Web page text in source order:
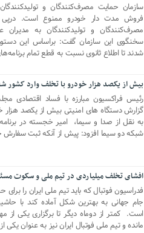
سازمان حمایت مصرف‌کنندگان و
فروش مدت دار خودرو ممنوع است. درپی
مصرف‌کنندگان و تولیدکنندگان به مدیران
سخنگوی این سازمان گفت: براساس این
شدند تا اطلاع ثانوی نسبت به قطع تمام برنامه‌های
بیش از یکصد هزار خودرو با تخلف وارد کشور
رئیس فراکسیون مبارزه با فساد اقتصادی
گزارش دستگاه های امنیتی بیش از یکصد
به نقل از صدا و سیما، ‌ امیر خجسته در
شبکه دو سیما افزود: پیش از آنکه ثبت
افشای تخلف میلیاردی در تیم ملی و سکوت
فدراسیون فوتبال که باید تیم ملی ایران را
جام جهانی به بهترین شکل آماده کند با
است. کمتر از دوماه دیگر تا برگزاری یکی از
مانده و تیم ملی فوتبال ایران نیز به عنوان یکی